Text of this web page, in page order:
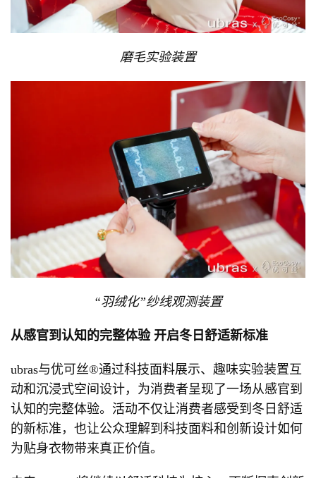
磨毛实验装置
“羽绒化”纱线观测装置
从感官到认知的完整体验 开启冬日舒适新标准
ubras与优可丝®通过科技面料展示、趣味实验装置互
动和沉浸式空间设计，为消费者呈现了一场从感官到
认知的完整体验。活动不仅让消费者感受到冬日舒适
的新标准，也让公众理解到科技面料和创新设计如何
为贴身衣物带来真正价值。